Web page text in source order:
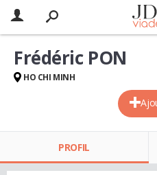
Frédéric PON
HO CHI MINH
PROFIL